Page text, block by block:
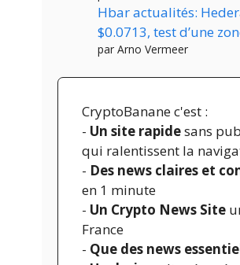
Hbar actualités:
$0.0713, test d’une
par Arno Vermeer
CryptoBanane c'est :
- Un site rapidesans
qui ralentissent la
- Des news claires et
en 1 minute
- Un Crypto News Site
France
- Que des news